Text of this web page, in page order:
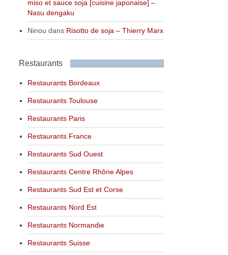
miso et sauce soja [cuisine japonaise] –
Nasu dengaku
Ninou dans Risotto de soja – Thierry Marx
Restaurants
Restaurants Bordeaux
Restaurants Toulouse
Restaurants Paris
Restaurants France
Restaurants Sud Ouest
Restaurants Centre Rhône Alpes
Restaurants Sud Est et Corse
Restaurants Nord Est
Restaurants Normandie
Restaurants Suisse